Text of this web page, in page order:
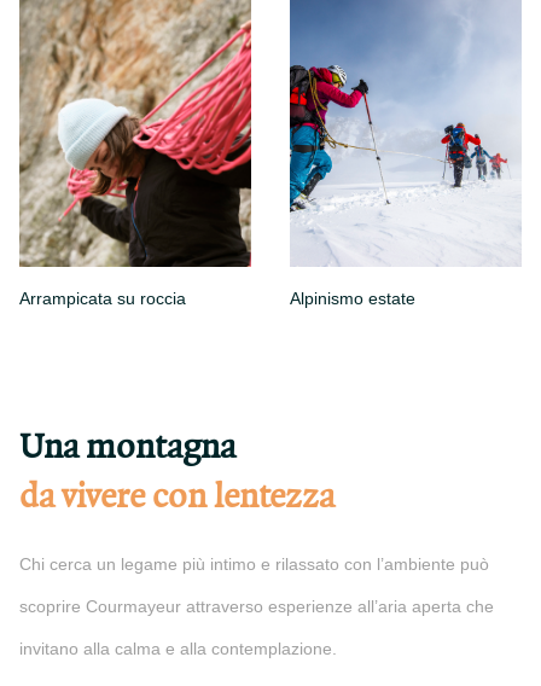
Arrampicata su roccia Alpinismo estate
Una montagna
da vivere con lentezza
Chi cerca un legame più intimo e rilassato con l’ambiente può
scoprire Courmayeur attraverso esperienze all’aria aperta che
invitano alla calma e alla contemplazione.